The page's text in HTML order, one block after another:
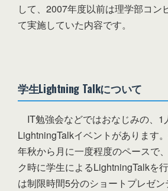
して、2007年度以前は理学部コン
て実施していた内容です。
学生Lightning Talkについて
IT勉強会などではおなじみの、1
LightningTalkイベントがあります
年秋から月に一度程度のペースで
ク時に学生によるLightningTalkを
は制限時間5分のショートプレゼ